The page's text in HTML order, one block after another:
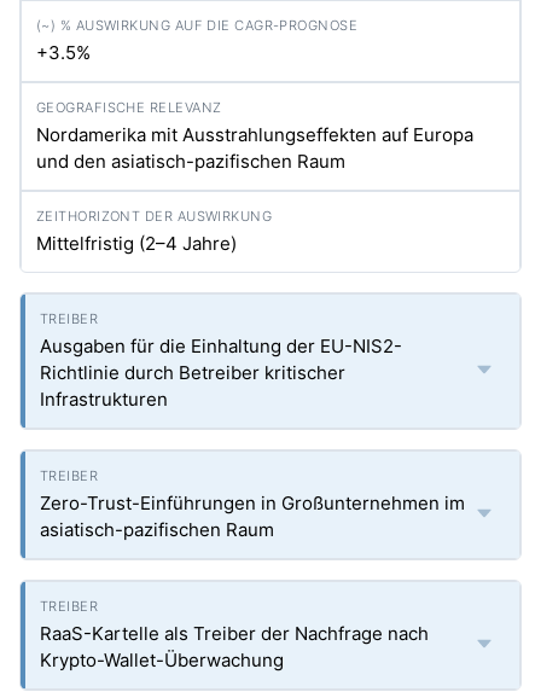
+3.5%
Nordamerika mit Ausstrahlungseffekten auf Europa
und den asiatisch-pazifischen Raum
Mittelfristig (2–4 Jahre)
Ausgaben für die Einhaltung der EU-NIS2-
Richtlinie durch Betreiber kritischer
Infrastrukturen
Zero-Trust-Einführungen in Großunternehmen im
asiatisch-pazifischen Raum
RaaS-Kartelle als Treiber der Nachfrage nach
Krypto-Wallet-Überwachung